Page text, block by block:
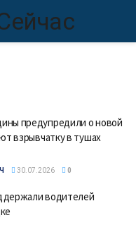
предупредили о новой
взрывчатку в тушах
30.07.2026 0
водителей